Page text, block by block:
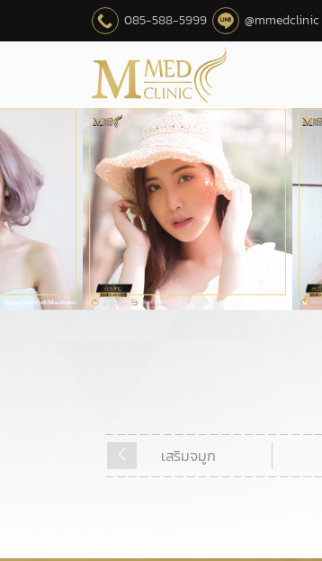
085-588-5999 @mmedclinic
เสริมจมูก